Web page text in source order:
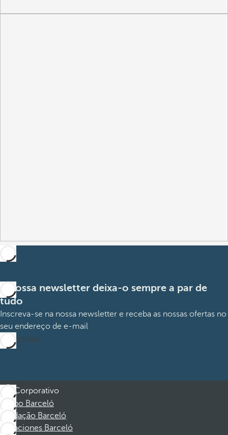
A nossa newsletter deixa-o sempre a par de
tudo
Inscreva-se na nossa newsletter e receba as nossas ofertas no
seu endereço de e-mail
Subscrever
Corporativo
Grupo Barceló
Fundação Barceló
Vacaciones Barceló